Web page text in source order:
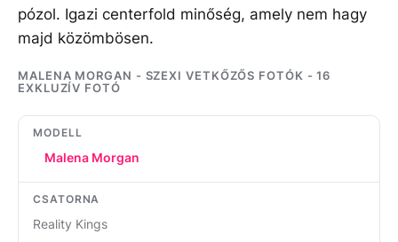
pózol. Igazi centerfold minőség, amely nem hagy
majd közömbösen.
MALENA MORGAN - SZEXI VETKŐZŐS FOTÓK - 16
EXKLUZÍV FOTÓ
MODELL
Malena Morgan
CSATORNA
Reality Kings